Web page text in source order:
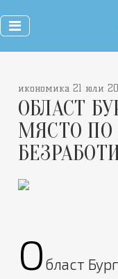
икономика 21 юли
ОБЛАСТ
МЯСТО ПО
О бласт